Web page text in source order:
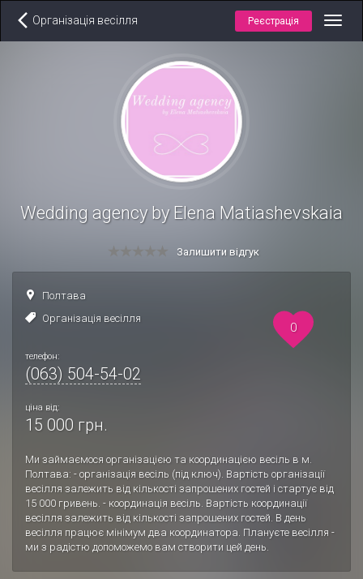
Організація весілля Реєстрація
Wedding agency by Elena Matiashevskaia
Залишити відгук
Полтава
Організація весілля
телефон:
(063) 504-54-02
ціна від:
15 000 грн.
Ми займаємося організацією та координацією весіль в м.
Полтава: - організація весіль (під ключ). Вартість організації
весілля залежить від кількості запрошених гостей і стартує від
15 000 гривень. - координація весіль. Вартість координації
весілля залежить від кількості запрошених гостей. В день
весілля працює мінімум два координатора. Плануєте весілля -
ми з радістю допоможемо вам створити цей день.
0